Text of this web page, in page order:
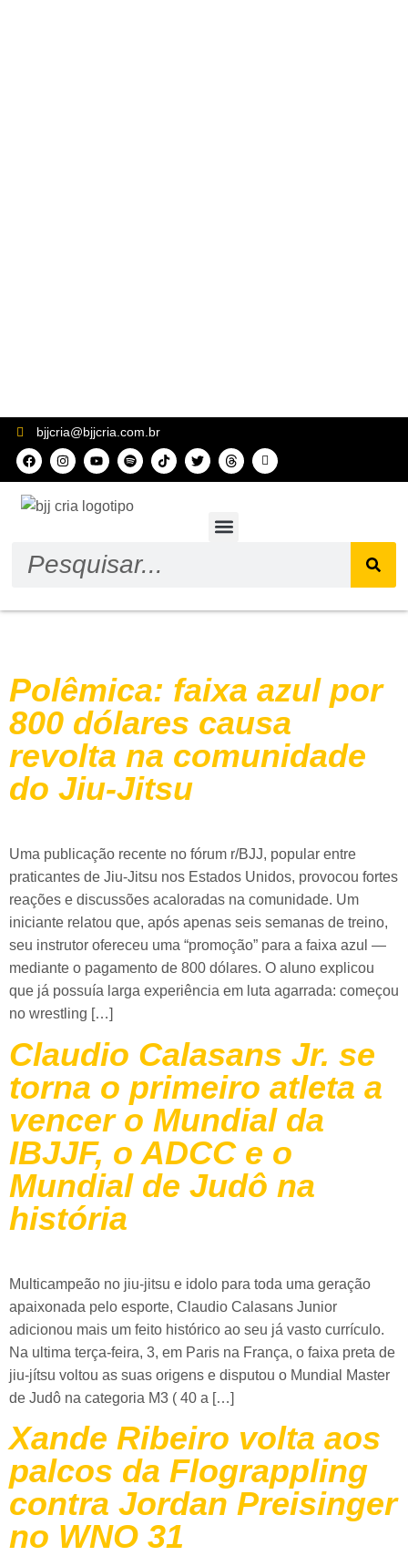
bjjcria@bjjcria.com.br
Polêmica: faixa azul por
800 dólares causa
revolta na comunidade
do Jiu-Jitsu
Uma publicação recente no fórum r/BJJ, popular entre
praticantes de Jiu-Jitsu nos Estados Unidos, provocou fortes
reações e discussões acaloradas na comunidade. Um
iniciante relatou que, após apenas seis semanas de treino,
seu instrutor ofereceu uma “promoção” para a faixa azul —
mediante o pagamento de 800 dólares. O aluno explicou
que já possuía larga experiência em luta agarrada: começou
no wrestling […]
Claudio Calasans Jr. se
torna o primeiro atleta a
vencer o Mundial da
IBJJF, o ADCC e o
Mundial de Judô na
história
Multicampeão no jiu-jitsu e idolo para toda uma geração
apaixonada pelo esporte, Claudio Calasans Junior
adicionou mais um feito histórico ao seu já vasto currículo.
Na ultima terça-feira, 3, em Paris na França, o faixa preta de
jiu-jítsu voltou as suas origens e disputou o Mundial Master
de Judô na categoria M3 ( 40 a […]
Xande Ribeiro volta aos
palcos da Flograppling
contra Jordan Preisinger
no WNO 31